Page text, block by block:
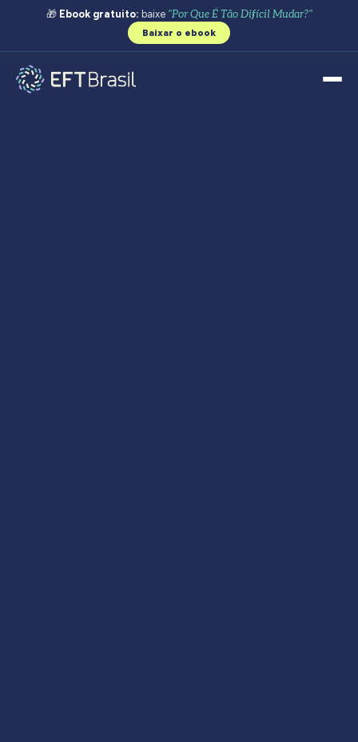
🎁 Ebook gratuito: baixe "Por Que É Tão Difícil Mudar?"
Baixar o ebook